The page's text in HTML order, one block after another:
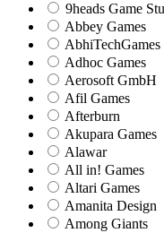
9heads Game
Abbey Games
AbhiTechGames
Adhoc Games
Aerosoft GmbH
Afil Games
Afterburn
Akupara Games
Alawar
All in! Games
Altari Games
Amanita Design
Among Giants